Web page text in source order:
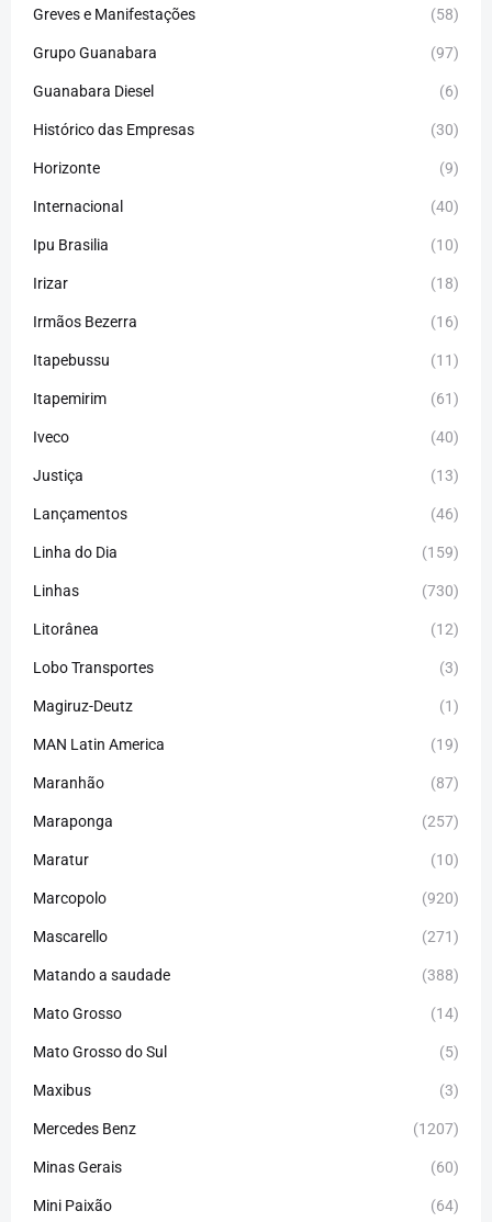
Greves e Manifestações (58)
Grupo Guanabara (97)
Guanabara Diesel (6)
Histórico das Empresas (30)
Horizonte (9)
Internacional (40)
Ipu Brasilia (10)
Irizar (18)
Irmãos Bezerra (16)
Itapebussu (11)
Itapemirim (61)
Iveco (40)
Justiça (13)
Lançamentos (46)
Linha do Dia (159)
Linhas (730)
Litorânea (12)
Lobo Transportes (3)
Magiruz-Deutz (1)
MAN Latin America (19)
Maranhão (87)
Maraponga (257)
Maratur (10)
Marcopolo (920)
Mascarello (271)
Matando a saudade (388)
Mato Grosso (14)
Mato Grosso do Sul (5)
Maxibus (3)
Mercedes Benz (1207)
Minas Gerais (60)
Mini Paixão (64)